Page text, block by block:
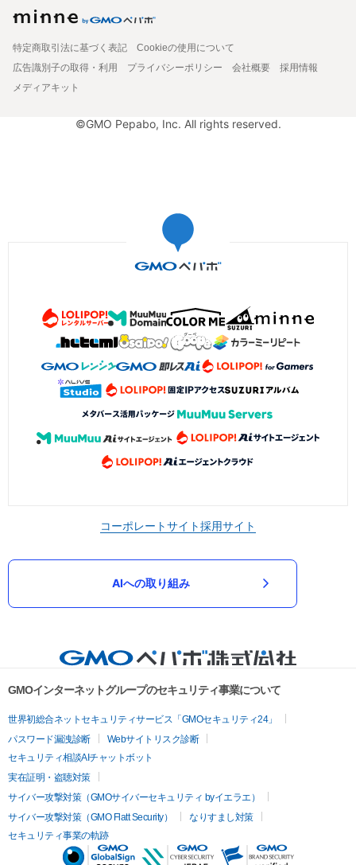
特定商取引法に基づく表記
Cookieの使用について
広告識別子の取得・利用
プライバシーポリシー 会社概要
採用情報
メディアキット
©GMO Pepabo, Inc. All rights reserved.
コーポレートサイト採用サイト
AIへの取り組み
GMOインターネットグループのセキュリティ事業について
世界初総合ネットセキュリティサービス「GMOセキュリティ24」
パスワード漏洩診断
Webサイトリスク診断
セキュリティ相談AIチャットボット
実在証明・盗聴対策
サイバー攻撃対策（GMOサイバーセキュリティ byイエラエ）
サイバー攻撃対策（GMO Flatt Security）
なりすまし対策
セキュリティ事業の軌跡